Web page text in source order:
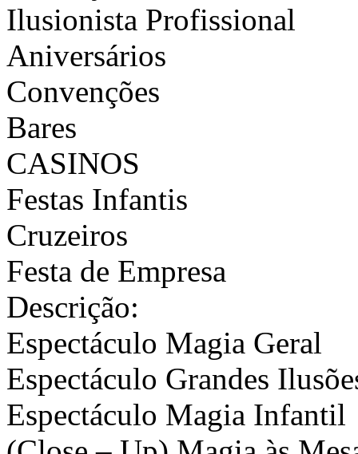
Ilusionista Profissional
Aniversários
Convenções
Bares
CASINOS
Festas Infantis
Cruzeiros
Festa de Empresa
Descrição:
Espectáculo Magia Geral
Espectáculo Grandes
Espectáculo Magia Infantil